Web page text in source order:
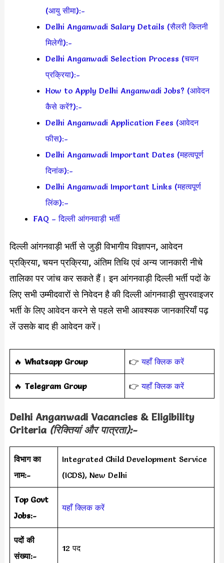
(आयु सीमा):-
Delhi Anganwadi Salary Details (सैलरी कितनी
मिलेगी):-
Delhi Anganwadi Selection Process (चयन
प्रक्रिया):-
How to Apply Delhi Anganwadi Jobs? (आवेदन
कैसे करें?):-
Delhi Anganwadi Application Fees (आवेदन
फीस):-
Delhi Anganwadi Important Dates (महत्वपूर्ण
दिनांक):-
Delhi Anganwadi Important Links (महत्वपूर्ण
लिंक):–
FAQ – दिल्ली आंगनवाड़ी भर्ती
दिल्ली आंगनवाड़ी भर्ती से जुड़ी विभागीय विज्ञापन, आवेदन
प्रक्रिया, चयन प्रक्रिया, अंतिम तिथि एवं अन्य जानकारी नीचे
तालिका पर जांच कर सकते हैं। इन आंगनवाड़ी दिल्ली भर्ती पदों के
लिए सभी उम्मीदवारों से निवेदन है की दिल्ली आंगनवाड़ी सुपरवाइजर
भर्ती के लिए आवेदन करने से पहले सभी आवश्यक जानकारियाँ पढ़
लें उसके बाद ही आवेदन करें।
‎️‍🔥 Whatsapp Group 👉यहाँ क्लिक करें
‎️‍🔥 Telegram Group 👉यहाँ क्लिक करें
Delhi Anganwadi Vacancies & Eligibility
Criteria (रिक्तियां और पात्रता):-
विभाग का
नाम:-
Integrated Child Development Service
(ICDS), New Delhi
Top Govt
Jobs:-
यहाँ क्लिक करें
पदों की
संख्या:-
12 पद